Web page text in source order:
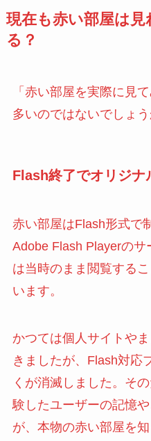
現在も赤い部屋は
る？
「赤い部屋を実際に見
多いのではないでしょう
Flash終了でオリジナ
赤い部屋はFlash形式で
Adobe Flash Playerの
は当時のまま閲覧する
います。
かつては個人サイトや
きましたが、Flash対応
くが消滅しました。そ
験したユーザーの記憶
が、本物の赤い部屋を